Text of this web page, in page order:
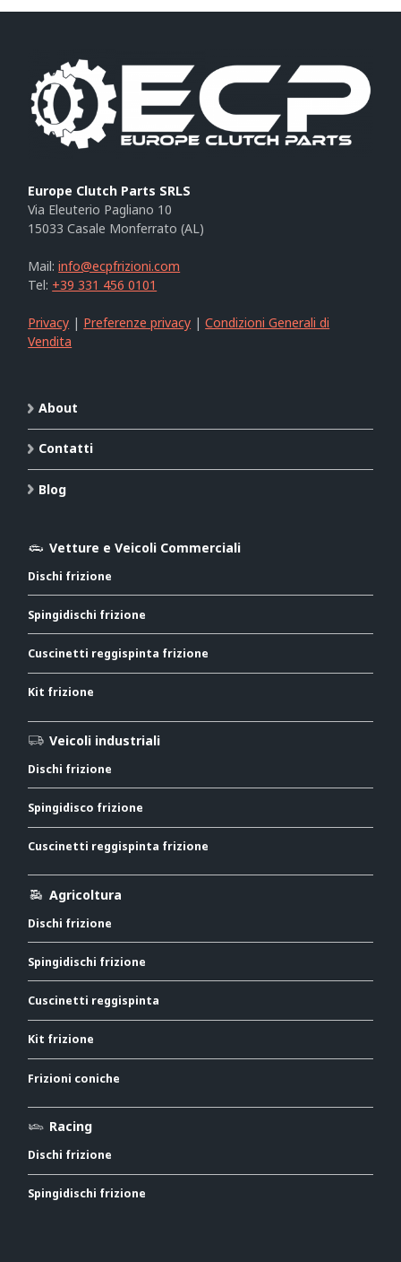
Europe Clutch Parts SRLS
Via Eleuterio Pagliano 10
15033 Casale Monferrato (AL)
Mail:info@ecpfrizioni.com
Tel: +39 331 456 0101
Privacy | Preferenze privacy |Condizioni Generali di
Vendita
About
Contatti
Blog
Vetture e Veicoli Commerciali
Dischi frizione
Spingidischi frizione
Cuscinetti reggispinta frizione
Kit frizione
Veicoli industriali
Dischi frizione
Spingidisco frizione
Cuscinetti reggispinta frizione
Agricoltura
Dischi frizione
Spingidischi frizione
Cuscinetti reggispinta
Kit frizione
Frizioni coniche
Racing
Dischi frizione
Spingidischi frizione